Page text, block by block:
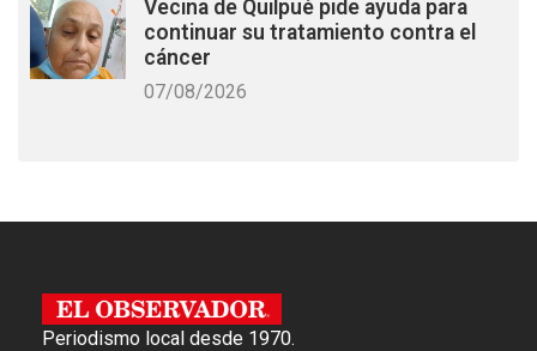
Vecina de Quilpué pide ayuda para
continuar su tratamiento contra el
cáncer
07/08/2026
Periodismo local desde 1970.